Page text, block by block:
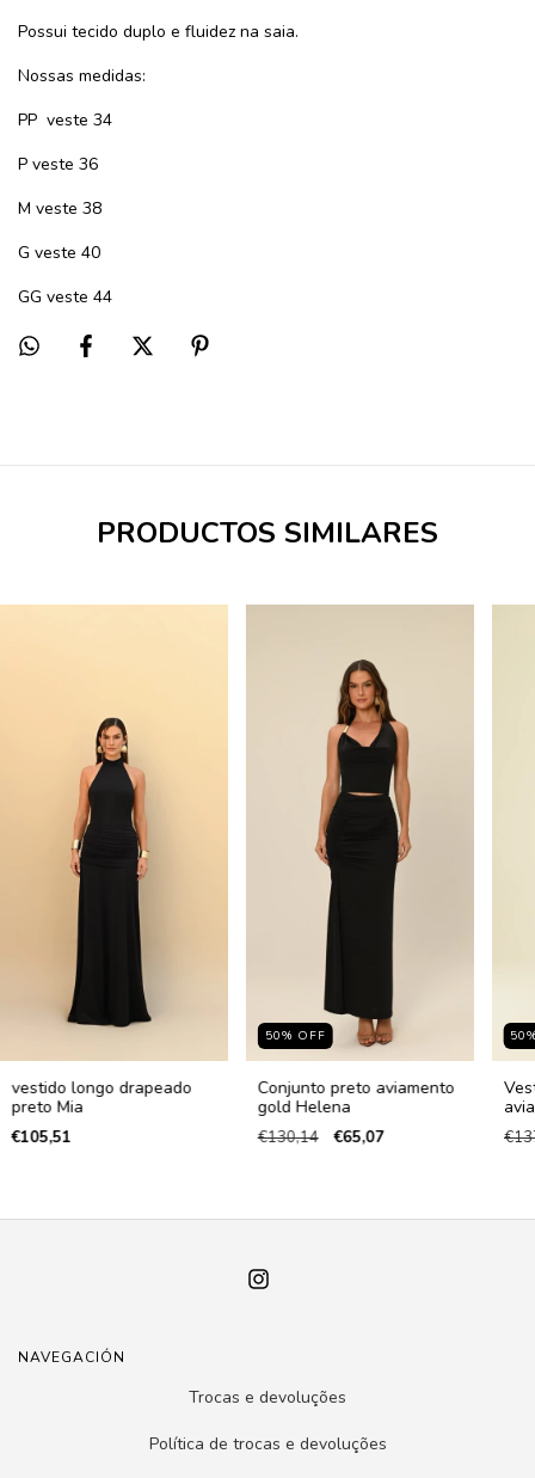
Possui tecido duplo e fluidez na saia.
Nossas medidas:
PP veste 34
P veste 36
M veste 38
G veste 40
GG veste 44
PRODUCTOS SIMILARES
vestido longo drapeado
preto Mia
€105,51
50% OFF
Conjunto preto aviamento
gold Helena
€130,14 €65,07
50
NAVEGACIÓN
Trocas e devoluções
Política de trocas e devoluções